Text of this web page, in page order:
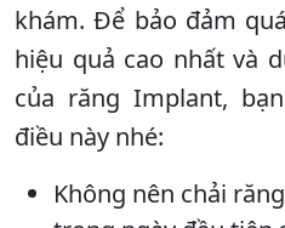
khám. Để bảo đảm
hiệu quả cao nhất và
của răng Implant,
điều này nhé:
Không nên chải